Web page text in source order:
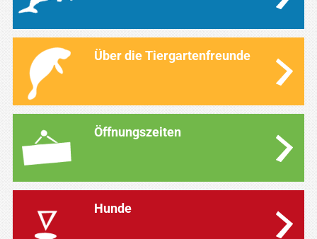
Über die Tiergartenfreunde
Öffnungszeiten
Hunde